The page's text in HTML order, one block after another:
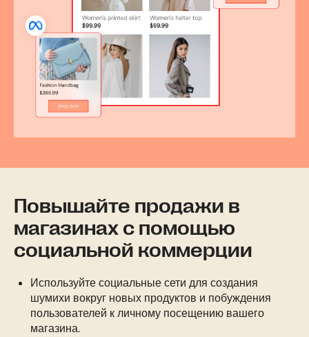
Повышайте продажи в
магазинах с помощью
социальной коммерции
Используйте социальные сети для создания
шумихи вокруг новых продуктов и побуждения
пользователей к личному посещению вашего
магазина.